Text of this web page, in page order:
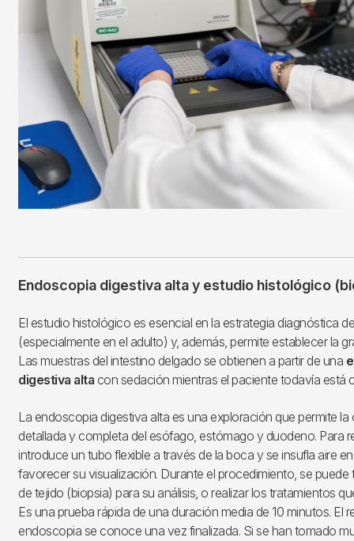
Endoscopia digestiva alta y estudio histológico
El estudio histológico es esencial en la estrategia diagnóstica
(especialmente en el adulto) y, además, permite establecer la
Las muestras del intestino delgado se obtienen a partir de una
digestiva alta con sedación mientras el paciente todavía está
La endoscopia digestiva alta es una exploración que permite
detallada y completa del esófago, estómago y duodeno. Para
introduce un tubo flexible a través de la boca y se insufla aire
favorecer su visualización. Durante el procedimiento, se puede
de tejido (biopsia) para su análisis, o realizar los tratamientos
Es una prueba rápida de una duración media de 10 minutos. El
endoscopia se conoce una vez finalizada. Si se han tomado